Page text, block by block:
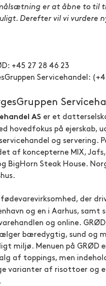
er at åbne to til
Derefter vil vi vurdere
+45 27 28 46 23
Servicehandel:
AS er et
hovedfokus på ejerskab,
og servering.
af koncepterne MIX, Jafs,
BigHorn Steak House.
fødevarevirksomhed, der
og en i Aarhus, samt
og online.
bæredygtig, sund og
miljø. Menuen på GRØD
af toppings, men
varianter af risottoer og